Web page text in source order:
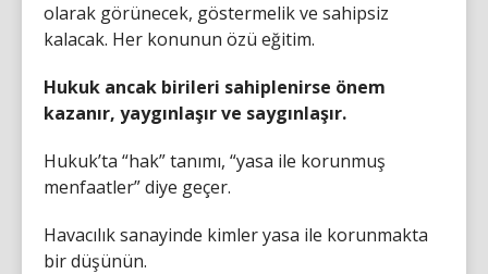
olarak görünecek, göstermelik ve sahipsiz
kalacak. Her konunun özü eğitim.
Hukuk ancak birileri sahiplenirse önem
kazanır, yaygınlaşır ve saygınlaşır.
Hukuk’ta “hak” tanımı, “yasa ile korunmuş
menfaatler” diye geçer.
Havacılık sanayinde kimler yasa ile korunmakta
bir düşünün.